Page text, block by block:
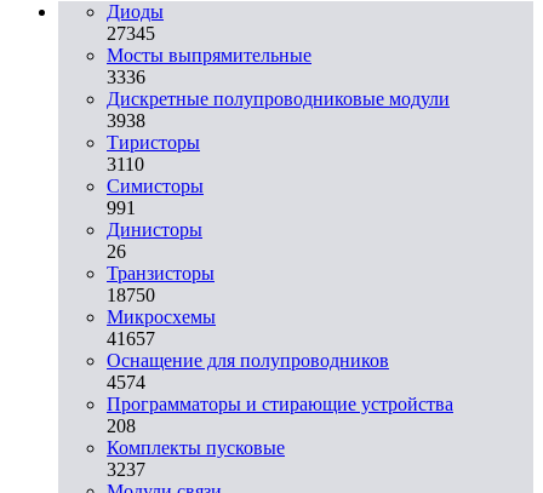
Диоды
27345
Мосты выпрямительные
3336
Дискретные полупроводниковые модули
3938
Тиристоры
3110
Симисторы
991
Динисторы
26
Транзисторы
18750
Микросхемы
41657
Оснащение для полупроводников
4574
Программаторы и стирающие устройства
208
Комплекты пусковые
3237